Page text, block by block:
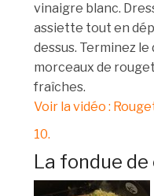
vinaigre blanc.
assiette tout en
dessus. Terminez
morceaux de
fraîches.
Voir la vidéo :
10.
La fondue de